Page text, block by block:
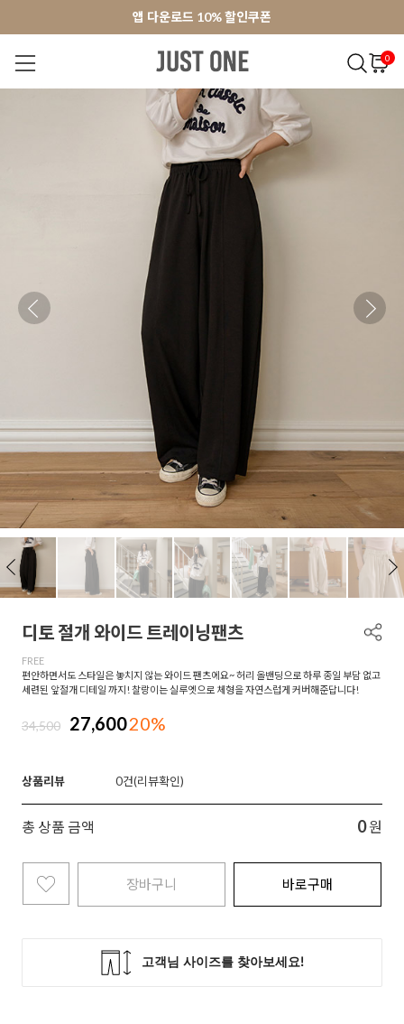
앱 다운로드 10% 할인쿠폰
회원가입 쿠폰 3000원
앱 다운로드 10% 할인쿠폰
회원가입 쿠폰 3000원
0
오늘출발 MADE . J 상의
디토 절개 와이드 트레이닝팬츠
FREE
편안하면서도 스타일은 놓치지 않는 와이드 팬츠에요~ 허리 올밴딩으로 하루 종일 부담 없고
세련된 앞절개 디테일 까지! 찰랑이는 실루엣으로 체형을 자연스럽게 커버해준답니다!
34,500 27,60020%
상품리뷰 0
총 상품 금액 0 원
장바구니 바로구매